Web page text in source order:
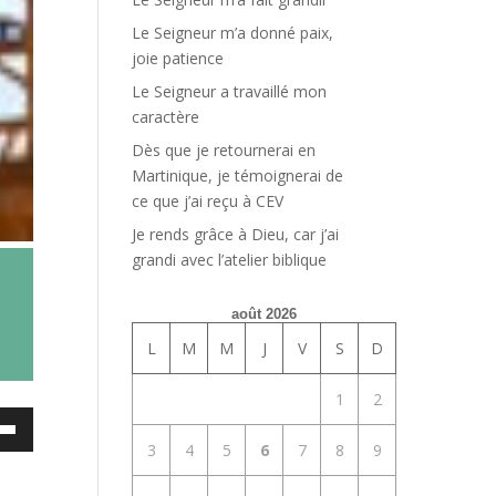
Le Seigneur m’a donné paix,
joie patience
Le Seigneur a travaillé mon
caractère
Dès que je retournerai en
Martinique, je témoignerai de
ce que j’ai reçu à CEV
Je rends grâce à Dieu, car j’ai
grandi avec l’atelier biblique
août 2026
L M M J V S D
1 2
3 4 5 6 7 8 9